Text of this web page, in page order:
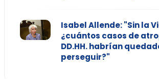
Isabel Allende: "Sin la
¿cuántos casos de
DD.HH. habrían
perseguir?"